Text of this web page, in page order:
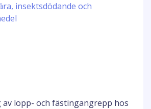
insektsdödande och
av lopp- och fästingangrepp hos